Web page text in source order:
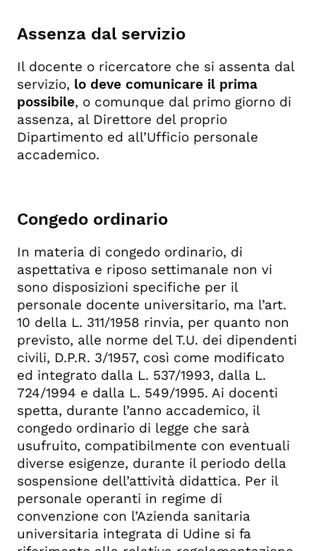
Congedo straordinario per motivi di
Aspettativa per motivi di salute
Cosa e quando si deve comunicare
Visita fiscale e fasce di reperibilità
durante le assenze per malattia
Congedo straordinario per
matrimonio
Aspettativa per motivi di famiglia
Congedo straordinario per lutto (art.
37 D.P.R. 3/1957 e art. 4, c.1, L. n.
53/2000)
Cumulo delle aspettative (art. 70,
commi 2 e 3, T.U. n. 3/1957)
Partecipazione sciopero
Normativa di riferimento
Ufficio competente
Assenza dal servizio
Il docente o ricercatore che si assenta dal
servizio, lo deve comunicare il prima
possibile, o comunque dal primo giorno di
assenza, al Direttore del proprio
Dipartimento ed all’Ufficio personale
accademico.
Congedo ordinario
In materia di congedo ordinario, di
aspettativa e riposo settimanale non vi
sono disposizioni specifiche per il
personale docente universitario, ma l’art.
10 della L. 311/1958 rinvia, per quanto non
previsto, alle norme del T.U. dei dipendenti
civili, D.P.R. 3/1957, così come modificato
ed integrato dalla L. 537/1993, dalla L.
724/1994 e dalla L. 549/1995. Ai docenti
spetta, durante l’anno accademico, il
congedo ordinario di legge che sarà
usufruito, compatibilmente con eventuali
diverse esigenze, durante il periodo della
sospensione dell’attività didattica. Per il
personale operanti in regime di
convenzione con l’Azienda sanitaria
universitaria integrata di Udine si fa